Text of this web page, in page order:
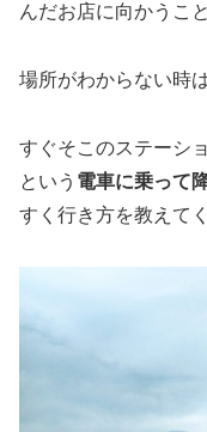
んだお店に向かうこと
場所がわからない時
すぐそこのステーシ
という 電車に乗って
すく行き方を教えて